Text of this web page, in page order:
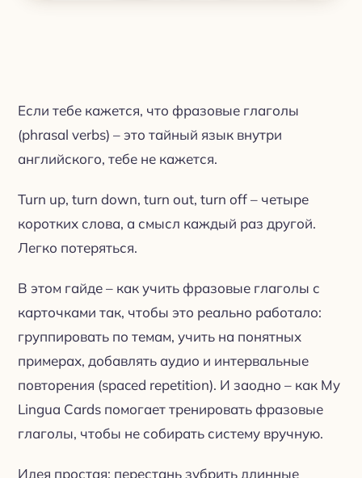
Если тебе кажется, что фразовые глаголы
(phrasal verbs) – это тайный язык внутри
английского, тебе не кажется.
Turn up, turn down, turn out, turn off – четыре
коротких слова, а смысл каждый раз другой.
Легко потеряться.
В этом гайде – как учить фразовые глаголы с
карточками так, чтобы это реально работало:
группировать по темам, учить на понятных
примерах, добавлять аудио и интервальные
повторения (spaced repetition). И заодно – как My
Lingua Cards помогает тренировать фразовые
глаголы, чтобы не собирать систему вручную.
Идея простая: перестань зубрить длинные